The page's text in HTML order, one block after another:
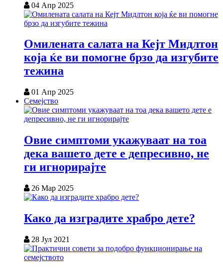
04 Апр 2025
Омилената салата на Кејт Мидлтон
која ќе ви помогне брзо да изгубите
тежина
01 Апр 2025
Семејство
Овие симптоми укажуваат на тоа
дека вашето дете е депресивно, не
ги игнорирајте
26 Мар 2025
Како да изградите храбро дете?
28 Јул 2021